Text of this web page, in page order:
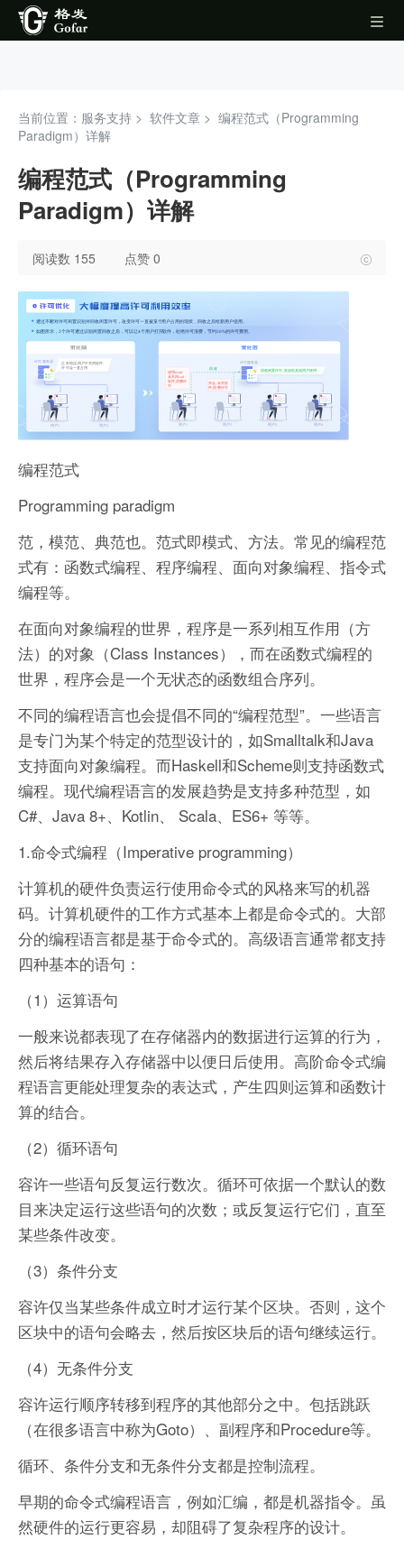
当前位置：服务支持 > 软件文章 > 编程范式（Programming
Paradigm）详解
编程范式（Programming
Paradigm）详解
阅读数 155 点赞 0
编程范式
Programming paradigm
范，模范、典范也。范式即模式、方法。常见的编程范
式有：函数式编程、程序编程、面向对象编程、指令式
编程等。
在面向对象编程的世界，程序是一系列相互作用（方
法）的对象（Class Instances），而在函数式编程的
世界，程序会是一个无状态的函数组合序列。
不同的编程语言也会提倡不同的“编程范型”。一些语言
是专门为某个特定的范型设计的，如Smalltalk和Java
支持面向对象编程。而Haskell和Scheme则支持函数式
编程。现代编程语言的发展趋势是支持多种范型，如
C#、Java 8+、Kotlin、 Scala、ES6+ 等等。
1.命令式编程（Imperative programming）
计算机的硬件负责运行使用命令式的风格来写的机器
码。计算机硬件的工作方式基本上都是命令式的。大部
分的编程语言都是基于命令式的。高级语言通常都支持
四种基本的语句：
（1）运算语句
一般来说都表现了在存储器内的数据进行运算的行为，
然后将结果存入存储器中以便日后使用。高阶命令式编
程语言更能处理复杂的表达式，产生四则运算和函数计
算的结合。
（2）循环语句
容许一些语句反复运行数次。循环可依据一个默认的数
目来决定运行这些语句的次数；或反复运行它们，直至
某些条件改变。
（3）条件分支
容许仅当某些条件成立时才运行某个区块。否则，这个
区块中的语句会略去，然后按区块后的语句继续运行。
（4）无条件分支
容许运行顺序转移到程序的其他部分之中。包括跳跃
（在很多语言中称为Goto）、副程序和Procedure等。
循环、条件分支和无条件分支都是控制流程。
早期的命令式编程语言，例如汇编，都是机器指令。虽
然硬件的运行更容易，却阻碍了复杂程序的设计。